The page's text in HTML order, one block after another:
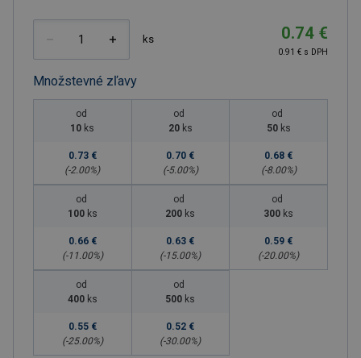
ks 0.74 €
0.91 € s DPH
Množstevné zľavy
od
10 ks
0.73 €
(-2.00%)
od
20 ks
0.70 €
(-5.00%)
od
50 ks
0.68 €
(-8.00%)
od
100 ks
0.66 €
(-11.00%)
od
200 ks
0.63 €
(-15.00%)
od
300 ks
0.59 €
(-20.00%)
od
400 ks
0.55 €
(-25.00%)
od
500 ks
0.52 €
(-30.00%)